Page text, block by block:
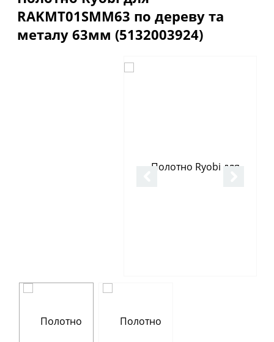
RAKMT01SMM63 по дереву та
металу 63мм (5132003924)